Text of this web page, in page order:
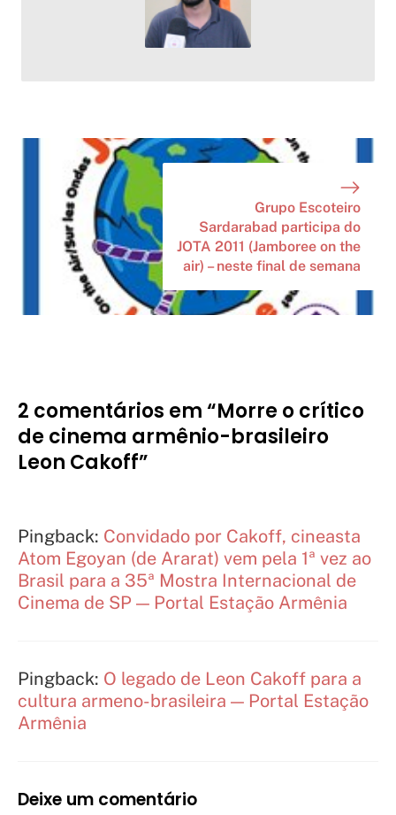
Grupo Escoteiro
Sardarabad participa do
JOTA 2011 (Jamboree on the
air) – neste final de semana
2 comentários em “Morre o crítico
de cinema armênio-brasileiro
Leon Cakoff”
Pingback: Convidado por Cakoff, cineasta
Atom Egoyan (de Ararat) vem pela 1ª vez ao
Brasil para a 35ª Mostra Internacional de
Cinema de SP — Portal Estação Armênia
Pingback: O legado de Leon Cakoff para a
cultura armeno-brasileira — Portal Estação
Armênia
Deixe um comentário